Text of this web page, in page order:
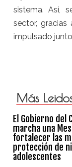
sistema. Así,
sector,
impulsado
Más
El Gobierno del
marcha una
fortalecer las
protección de
adolescentes